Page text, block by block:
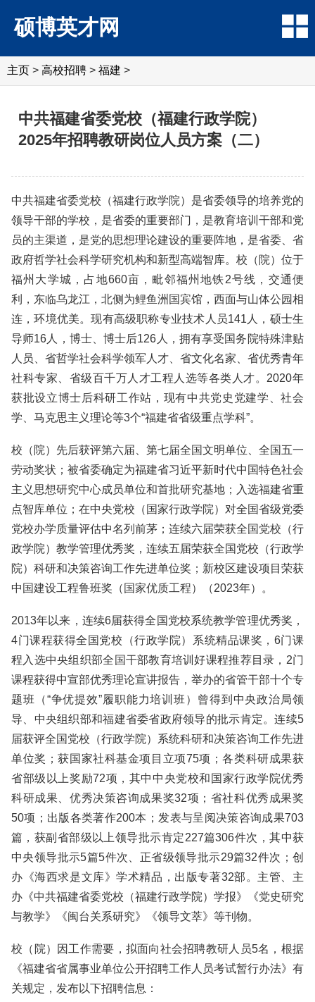
硕博英才网
主页 > 高校招聘 > 福建 >
中共福建省委党校（福建行政学院）
2025年招聘教研岗位人员方案（二）
中共福建省委党校（福建行政学院）是省委领导的培养党的
领导干部的学校，是省委的重要部门，是教育培训干部和党
员的主渠道，是党的思想理论建设的重要阵地，是省委、省
政府哲学社会科学研究机构和新型高端智库。校（院）位于
福州大学城，占地660亩，毗邻福州地铁2号线，交通便
利，东临乌龙江，北侧为鲤鱼洲国宾馆，西面与山体公园相
连，环境优美。现有高级职称专业技术人员141人，硕士生
导师16人，博士、博士后126人，拥有享受国务院特殊津贴
人员、省哲学社会科学领军人才、省文化名家、省优秀青年
社科专家、省级百千万人才工程人选等各类人才。2020年
获批设立博士后科研工作站，现有中共党史党建学、社会
学、马克思主义理论等3个“福建省省级重点学科”。
校（院）先后获评第六届、第七届全国文明单位、全国五一
劳动奖状；被省委确定为福建省习近平新时代中国特色社会
主义思想研究中心成员单位和首批研究基地；入选福建省重
点智库单位；在中央党校（国家行政学院）对全国省级党委
党校办学质量评估中名列前茅；连续六届荣获全国党校（行
政学院）教学管理优秀奖，连续五届荣获全国党校（行政学
院）科研和决策咨询工作先进单位奖；新校区建设项目荣获
中国建设工程鲁班奖（国家优质工程）（2023年）。
2013年以来，连续6届获得全国党校系统教学管理优秀奖，
4门课程获得全国党校（行政学院）系统精品课奖，6门课
程入选中央组织部全国干部教育培训好课程推荐目录，2门
课程获得中宣部优秀理论宣讲报告，举办的省管干部十个专
题班（“争优提效”履职能力培训班）曾得到中央政治局领
导、中央组织部和福建省委省政府领导的批示肯定。连续5
届获评全国党校（行政学院）系统科研和决策咨询工作先进
单位奖；获国家社科基金项目立项75项；各类科研成果获
省部级以上奖励72项，其中中央党校和国家行政学院优秀
科研成果、优秀决策咨询成果奖32项；省社科优秀成果奖
50项；出版各类著作200本；发表与呈阅决策咨询成果703
篇，获副省部级以上领导批示肯定227篇306件次，其中获
中央领导批示5篇5件次、正省级领导批示29篇32件次；创
办《海西求是文库》学术精品，出版专著32部。主管、主
办《中共福建省委党校（福建行政学院）学报》《党史研究
与教学》《闽台关系研究》《领导文萃》等刊物。
校（院）因工作需要，拟面向社会招聘教研人员5名，根据
《福建省省属事业单位公开招聘工作人员考试暂行办法》有
关规定，发布以下招聘信息：